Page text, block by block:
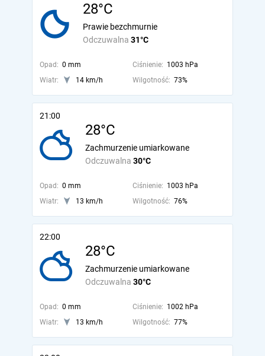
28°C
Odczuwalna 31°C
Prawie bezchmurnie
Opad: 0 mm Ciśnienie: 1003 hPa
Wiatr:
14 km/h Wilgotność: 73%
21:00
28°C
Odczuwalna 30°C
Zachmurzenie umiarkowane
Opad: 0 mm Ciśnienie: 1003 hPa
Wiatr:
13 km/h Wilgotność: 76%
22:00
28°C
Odczuwalna 30°C
Zachmurzenie umiarkowane
Opad: 0 mm Ciśnienie: 1002 hPa
Wiatr:
13 km/h Wilgotność: 77%